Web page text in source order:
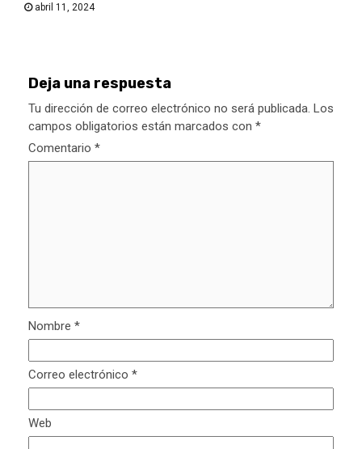
abril 11, 2024
Deja una respuesta
Tu dirección de correo electrónico no será publicada. Los
campos obligatorios están marcados con *
Comentario *
Nombre *
Correo electrónico *
Web